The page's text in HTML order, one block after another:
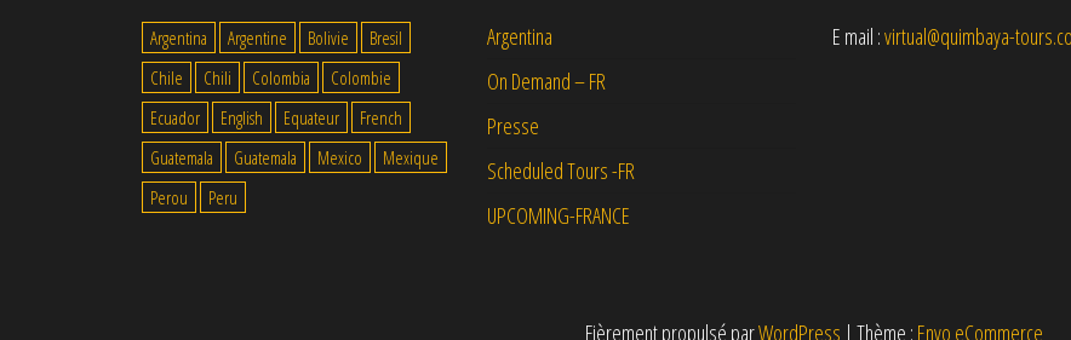
Argentina Argentine Bolivie
Bresil
Chile
Chili Colombia
Colombie
Ecuador
English Equateur
French
Guatemala
Guatemala Mexico
Mexique
Perou
Peru
Argentina
On Demand – FR
Presse
Scheduled Tours -FR
UPCOMING-FRANCE
E mail :virtual@quimbaya-
Fièrement propulsé parWordPress | Thème : Envo eCommerce